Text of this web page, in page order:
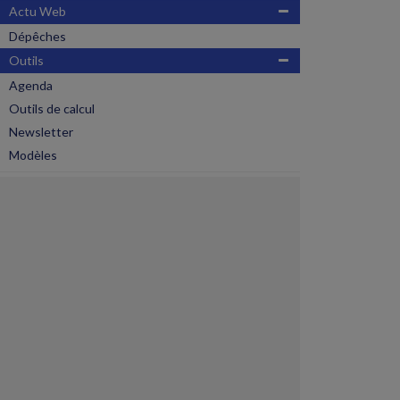
Actu Web
Dépêches
Outils
Agenda
Outils de calcul
Newsletter
Modèles